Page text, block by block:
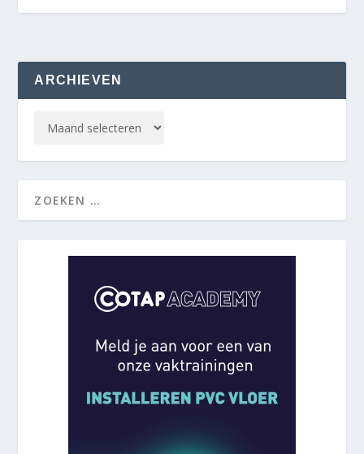
ARCHIEVEN